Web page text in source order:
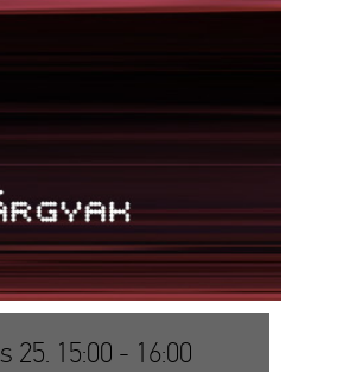
25. 15:00 - 16:00